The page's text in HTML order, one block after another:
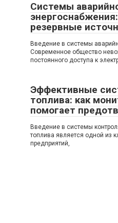
Системы
резервные
Введение в системы
Современное общество
постоянного доступа к
Эффективные
топлива: как
помогает
Введение в системы
топлива является одной из
предприятий,